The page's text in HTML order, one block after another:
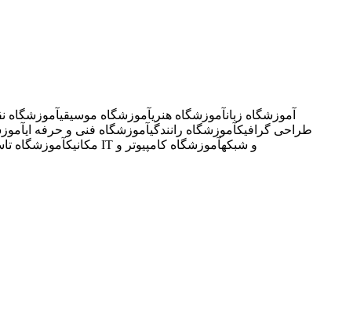
آموزشگاه زبانآموزشگاه هنریآموزشگاه موسیقیآموزشگاه
طراحی گرافیکآموزشگاه رانندگیآموزشگاه فنی و حرفه ای
مکانیکآموزشگاه آموزشگاه IT و شبکهآموزشگاه کامپیوتر و